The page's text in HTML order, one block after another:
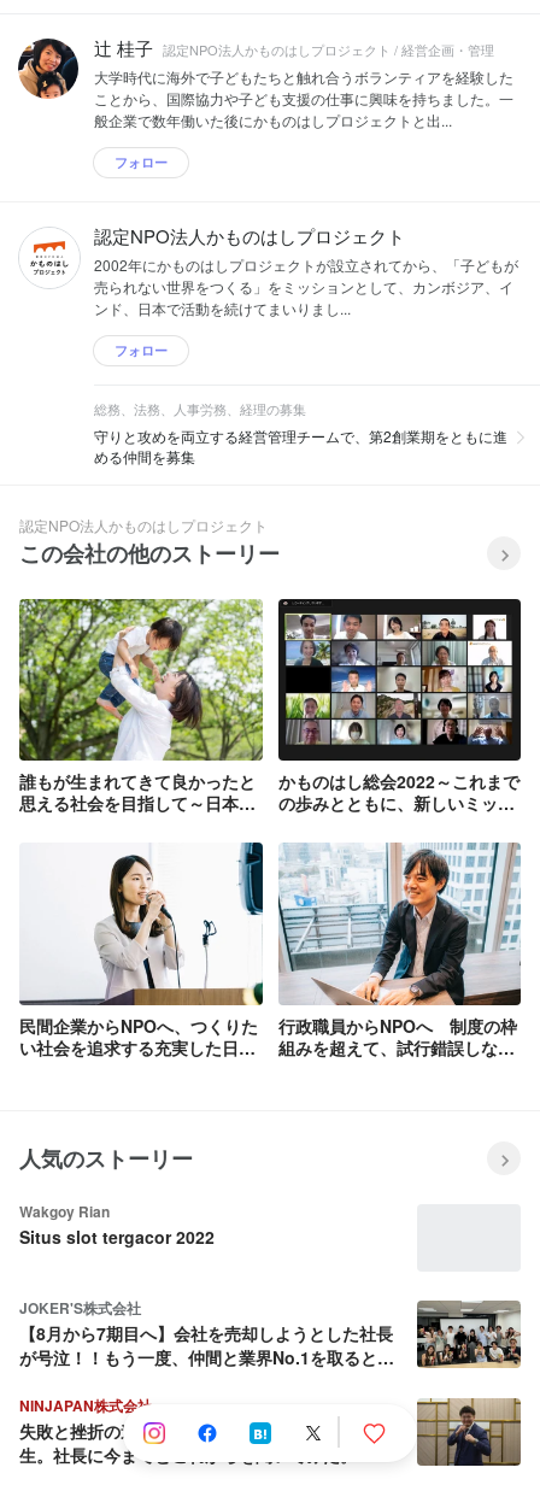
辻 桂子 認定NPO法人かものはしプロジェクト / 経営企画・管理
大学時代に海外で子どもたちと触れ合うボランティアを経験した
ことから、国際協力や子ども支援の仕事に興味を持ちました。一
般企業で数年働いた後にかものはしプロジェクトと出...
フォロー
認定NPO法人かものはしプロジェクト
2002年にかものはしプロジェクトが設立されてから、「子どもが
売られない世界をつくる」をミッションとして、カンボジア、イ
ンド、日本で活動を続けてまいりまし...
フォロー
総務、法務、人事労務、経理の募集
守りと攻めを両立する経営管理チームで、第2創業期をともに進
める仲間を募集
認定NPO法人かものはしプロジェクト
この会社の他のストーリー
誰もが生まれてきて良かったと
思える社会を目指して～日本事
かものはし総会2022～これまで
の歩みとともに、新しいミッシ
民間企業からNPOへ、つくりた
い社会を追求する充実した日々
行政職員からNPOへ 制度の枠
組みを超えて、試行錯誤しなが
人気のストーリー
Wakgoy Rian
Situs slot tergacor 2022
JOKER'S株式会社
【8月から7期目へ】会社を売却しようとした社長
が号泣！！もう一度、仲間と業界No.1を取ると決
NINJAPAN株式会社
失敗と挫折の連続から這い上がり続ける壮絶な人
生。社長に今までとこれからを聞いてみた。